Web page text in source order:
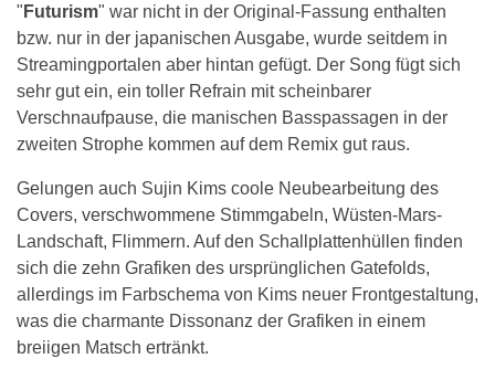
" Futurism" war nicht in der Original-Fassung enthalten
bzw. nur in der japanischen Ausgabe, wurde seitdem in
Streamingportalen aber hintan gefügt. Der Song fügt sich
sehr gut ein, ein toller Refrain mit scheinbarer
Verschnaufpause, die manischen Basspassagen in der
zweiten Strophe kommen auf dem Remix gut raus.
Gelungen auch Sujin Kims coole Neubearbeitung des
Covers, verschwommene Stimmgabeln, Wüsten-Mars-
Landschaft, Flimmern. Auf den Schallplattenhüllen finden
sich die zehn Grafiken des ursprünglichen Gatefolds,
allerdings im Farbschema von Kims neuer Frontgestaltung,
was die charmante Dissonanz der Grafiken in einem
breiigen Matsch ertränkt.